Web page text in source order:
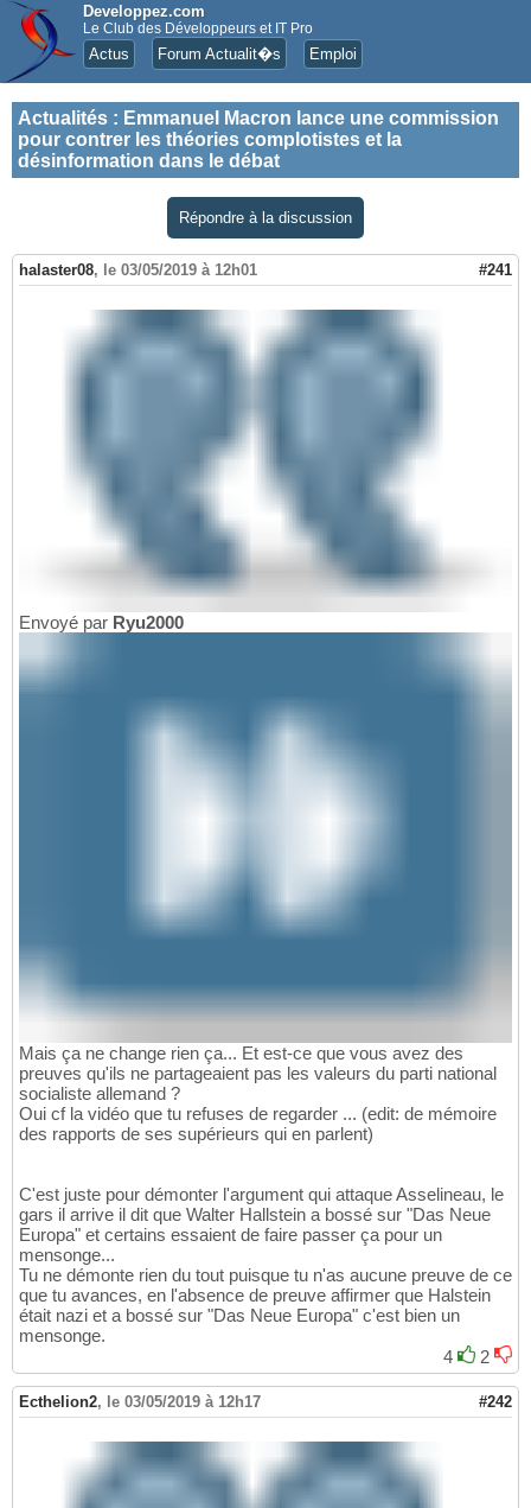
Developpez.com
Le Club des Développeurs et IT Pro
Actus Forum Actualit�s Emploi
Actualités : Emmanuel Macron lance une commission
pour contrer les théories complotistes et la
désinformation dans le débat
Répondre à la discussion
halaster08, le 03/05/2019 à 12h01 #241
Envoyé par Ryu2000
Mais ça ne change rien ça... Et est-ce que vous avez des
preuves qu'ils ne partageaient pas les valeurs du parti national
socialiste allemand ?
Oui cf la vidéo que tu refuses de regarder ... (edit: de mémoire
des rapports de ses supérieurs qui en parlent)
C'est juste pour démonter l'argument qui attaque Asselineau, le
gars il arrive il dit que Walter Hallstein a bossé sur "Das Neue
Europa" et certains essaient de faire passer ça pour un
mensonge...
Tu ne démonte rien du tout puisque tu n'as aucune preuve de ce
que tu avances, en l'absence de preuve affirmer que Halstein
était nazi et a bossé sur "Das Neue Europa" c'est bien un
mensonge.
4
2
Ecthelion2, le 03/05/2019 à 12h17 #242